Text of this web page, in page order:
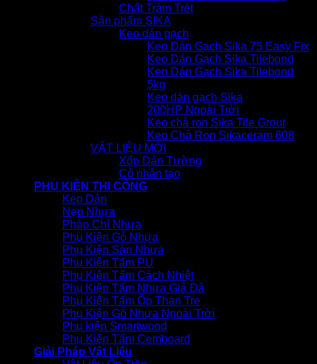
Chất Trám Trét
Sản phẩm SIKA
Keo dán gạch
Keo Dán Gạch Sika 75 Easy Fix
Keo Dán Gạch Sika Tilebond
Keo Dán Gạch Sika Tilebond
5kg
Keo dán gạch Sika
200HP Ngoài Trời
Keo chà ron Sika Tile Grout
Keo Chà Ron Sikaceram 608
VẬT LIỆU MỚI
Xốp Dán Tường
Cỏ nhân tạo
PHỤ KIỆN THI CÔNG
Keo Dán
Nẹp Nhựa
Phào Chỉ Nhựa
Phụ Kiện Gỗ Nhựa
Phụ Kiện Sàn Nhựa
Phụ Kiện Tấm PU
Phụ Kiện Tấm Cách Nhiệt
Phụ Kiện Tấm Nhựa Giả Đá
Phụ Kiện Tấm Ốp Than Tre
Phụ Kiện Gỗ Nhựa Ngoài Trời
Phụ kiện Smartwood
Phụ Kiện Tấm Cemboard
Giải Pháp Vật Liệu